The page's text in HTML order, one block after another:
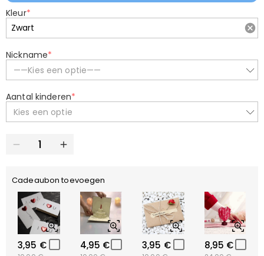
Kleur*
Nickname*
——Kies een optie——
Aantal kinderen*
Kies een optie
Cadeaubon toevoegen
3,95 € 4,95 € 3,95 € 8,95 €